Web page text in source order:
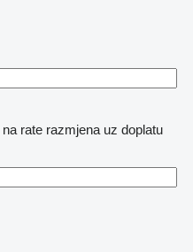
na rate razmjena uz doplatu